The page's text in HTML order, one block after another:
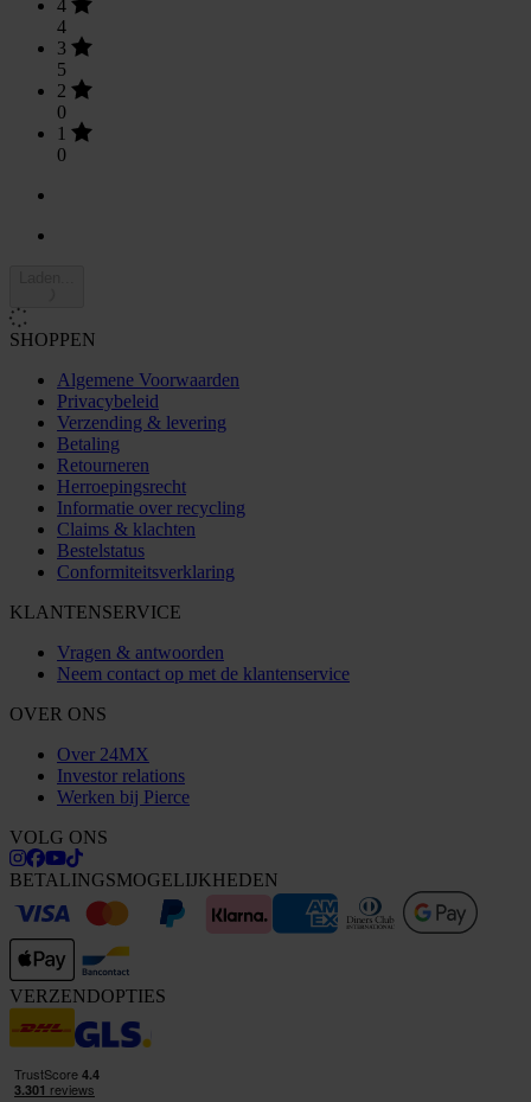
4
4
3
5
2
0
1
0
SHOPPEN
Algemene Voorwaarden
Privacybeleid
Verzending & levering
Betaling
Retourneren
Herroepingsrecht
Informatie over recycling
Claims & klachten
Bestelstatus
Conformiteitsverklaring
KLANTENSERVICE
Vragen & antwoorden
Neem contact op met de klantenservice
OVER ONS
Over 24MX
Investor relations
Werken bij Pierce
VOLG ONS
BETALINGSMOGELIJKHEDEN
VERZENDOPTIES